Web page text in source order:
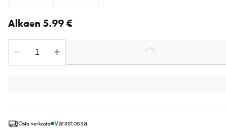
Osta verkosta Varastossa
Alkaen 5.99 €
Loading...